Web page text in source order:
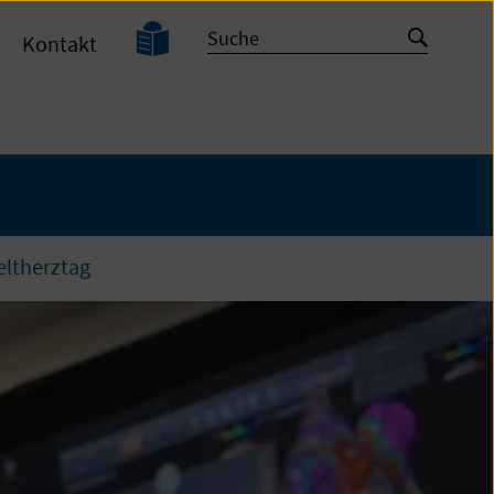
Kontakt
Leichte
Sprache
Suche
Suche
starten